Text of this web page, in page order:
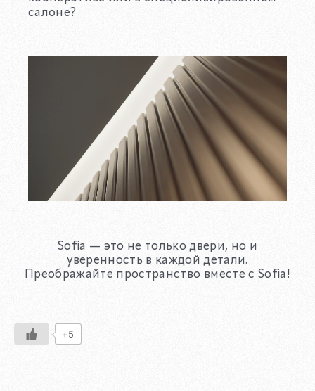
салоне?
Sofia — это не только двери, но и
уверенность в каждой детали.
Преображайте пространство вместе с Sofia!
+5